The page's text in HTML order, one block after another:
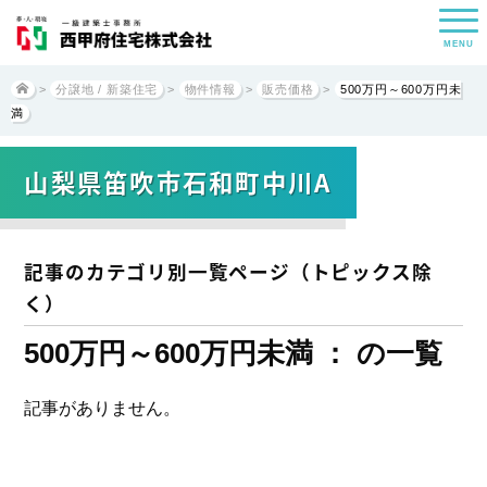
MENU
> 分譲地 / 新築住宅 > 物件情報 > 販売価格 >
500万円～600万円未
満
山梨県笛吹市石和町中川A
記事のカテゴリ別一覧ページ（トピックス除
く）
500万円～600万円未満 ： の一覧
記事がありません。